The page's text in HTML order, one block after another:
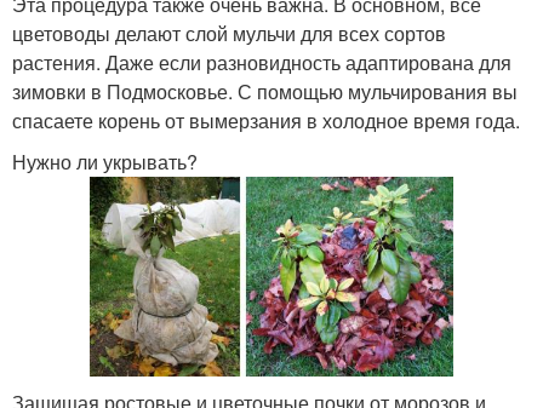
цветоводы делают слой мульчи для всех сортов
растения. Даже если разновидность адаптирована для
зимовки в Подмосковье. С помощью мульчирования вы
спасаете корень от вымерзания в холодное время года.
Нужно ли укрывать?